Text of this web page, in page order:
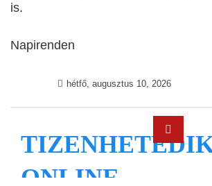
is.
Napirenden